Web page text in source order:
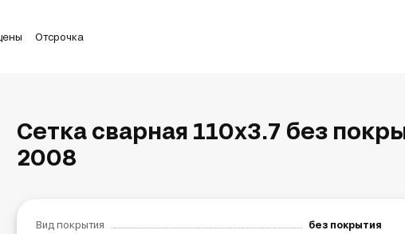
Отсрочка
Сетка сварная 110х3.7 без
2008
Вид покрытия
без покрытия